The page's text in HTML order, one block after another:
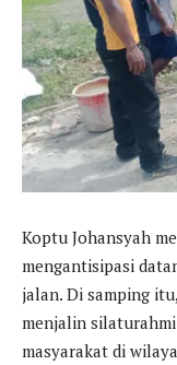
Koptu Johansyah
mengantisipasi
jalan. Di samping
menjalin
masyarakat di